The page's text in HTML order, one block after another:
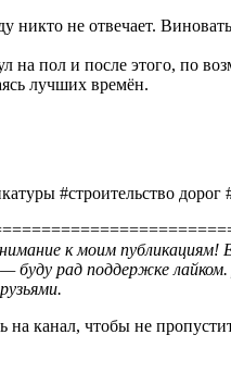
никто не отвечает.
на пол и после этого, по
лучших времён.
#строительство дорог
к моим публикациям!
— буду рад поддержке
на канал, чтобы не